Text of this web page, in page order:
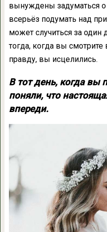
вынуждены задуматься о
всерьёз подумать над
может случиться за один
тогда, когда вы
правду, вы исцелились.
В тот день, когда вы
поняли, что
впереди.